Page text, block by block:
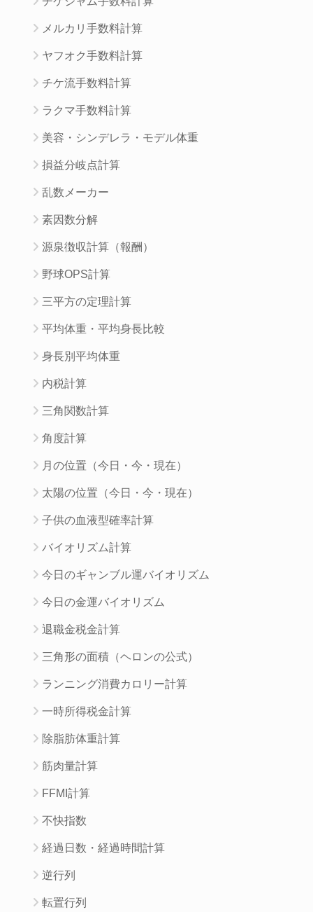
メルカリ手数料計算
ヤフオク手数料計算
チケ流手数料計算
ラクマ手数料計算
美容・シンデレラ・モデル体重
損益分岐点計算
乱数メーカー
素因数分解
源泉徴収計算（報酬）
野球OPS計算
三平方の定理計算
平均体重・平均身長比較
身長別平均体重
内税計算
三角関数計算
角度計算
月の位置（今日・今・現在）
太陽の位置（今日・今・現在）
子供の血液型確率計算
バイオリズム計算
今日のギャンブル運バイオリズム
今日の金運バイオリズム
退職金税金計算
三角形の面積（ヘロンの公式）
ランニング消費カロリー計算
一時所得税金計算
除脂肪体重計算
筋肉量計算
FFMI計算
不快指数
経過日数・経過時間計算
逆行列
転置行列